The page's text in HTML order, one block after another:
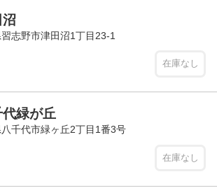
沼
志野市津田沼1丁目23-1
在庫なし
緑が丘
千代市緑ヶ丘2丁目1番3号
在庫なし